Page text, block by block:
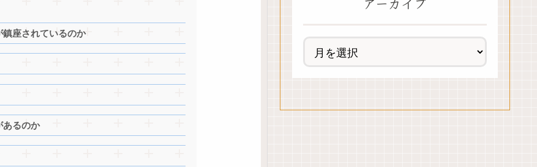
鎮座されているのか
あるのか